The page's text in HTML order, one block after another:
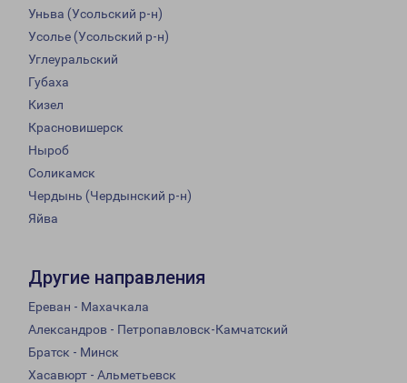
Уньва (Усольский р-н)
Усолье (Усольский р-н)
Углеуральский
Губаха
Кизел
Красновишерск
Ныроб
Соликамск
Чердынь (Чердынский р-н)
Яйва
Другие направления
Ереван - Махачкала
Александров - Петропавловск-Камчатский
Братск - Минск
Хасавюрт - Альметьевск